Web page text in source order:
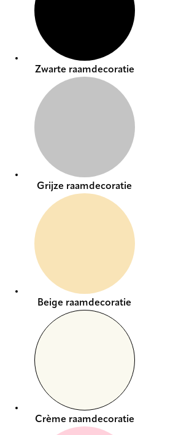
Zwarte raamdecoratie
Grijze raamdecoratie
Beige raamdecoratie
Crème raamdecoratie